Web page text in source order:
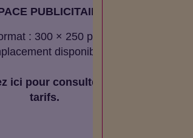
PUBLICITAIRE
: 300 × 250 px
disponible
ici pour consulter les
tarifs.